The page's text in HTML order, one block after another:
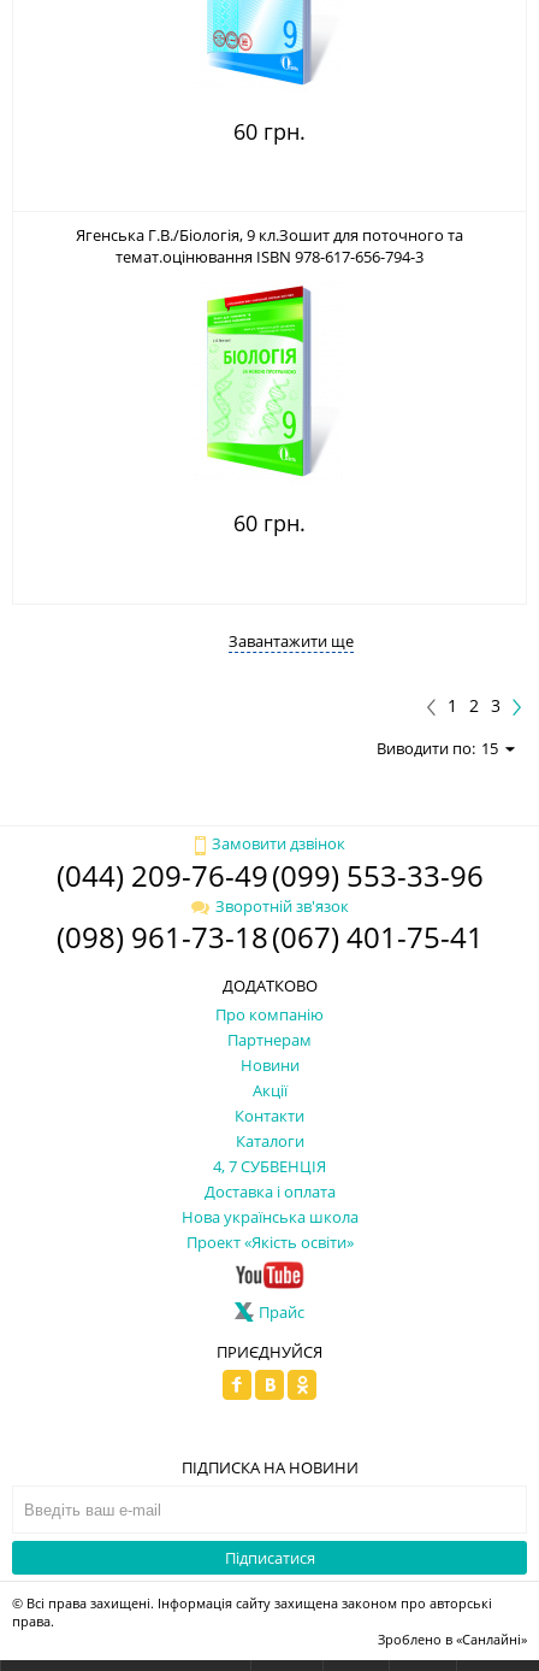
60 грн.
Ягенська Г.В./Біологія, 9 кл.Зошит для поточного та
темат.оцінювання ISBN 978-617-656-794-3
60 грн.
Завантажити ще
1 2 3
Виводити по: 15
Замовити дзвінок
(044) 209-76-49(099) 553-33-96
Зворотній зв'язок
(098) 961-73-18(067) 401-75-41
ДОДАТКОВО
Про компанію
Партнерам
Новини
Акції
Контакти
Каталоги
4, 7 СУБВЕНЦІЯ
Доставка і оплата
Нова українська школа
Проект «Якість освіти»
Прайс
ПРИЄДНУЙСЯ
ПІДПИСКА НА НОВИНИ
Підписатися
© Всі права захищені. Інформація сайту захищена законом про авторські
права.
Зроблено в «Санлайні»